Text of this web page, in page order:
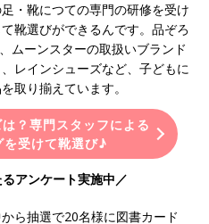
・靴につての専門の研修を受け
靴選びができるんです。品ぞろ
ムーンスターの取扱いブランド
レインシューズなど、子どもに
取り揃えています。
？専門スタッフによる
を受けて靴選び♪
アンケート実施中／
ら抽選で20名様に図書カード